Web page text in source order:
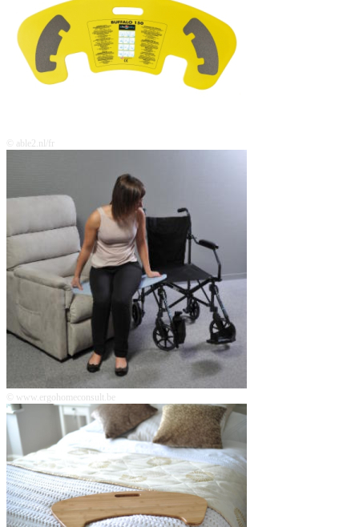
© able2.nl/fr
© www.ergohomeconsult.be